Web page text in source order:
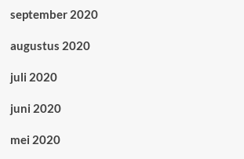
september 2020
augustus 2020
juli 2020
juni 2020
mei 2020